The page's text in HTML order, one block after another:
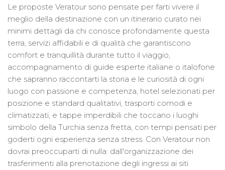
Le proposte Veratour sono pensate per farti vivere il
meglio della destinazione con un itinerario curato nei
minimi dettagli da chi conosce profondamente questa
terra, servizi affidabili e di qualità che garantiscono
comfort e tranquillità durante tutto il viaggio,
accompagnamento di guide esperte italiane o italofone
che sapranno raccontarti la storia e le curiosità di ogni
luogo con passione e competenza, hotel selezionati per
posizione e standard qualitativi, trasporti comodi e
climatizzati, e tappe imperdibili che toccano i luoghi
simbolo della Turchia senza fretta, con tempi pensati per
goderti ogni esperienza senza stress. Con Veratour non
dovrai preoccuparti di nulla: dall'organizzazione dei
trasferimenti alla prenotazione degli ingressi ai siti